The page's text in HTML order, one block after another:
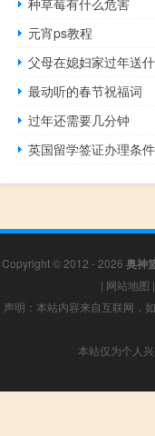
元宵ps教程
父母在媳妇家过年送
最动听的春节祝福词
过年还需要几分钟
英国留学签证办理条件
Copyright © 2012 - 2026 奥神
| 网站地图 |
声明：本站内容来自互联网，
本站仅为个人